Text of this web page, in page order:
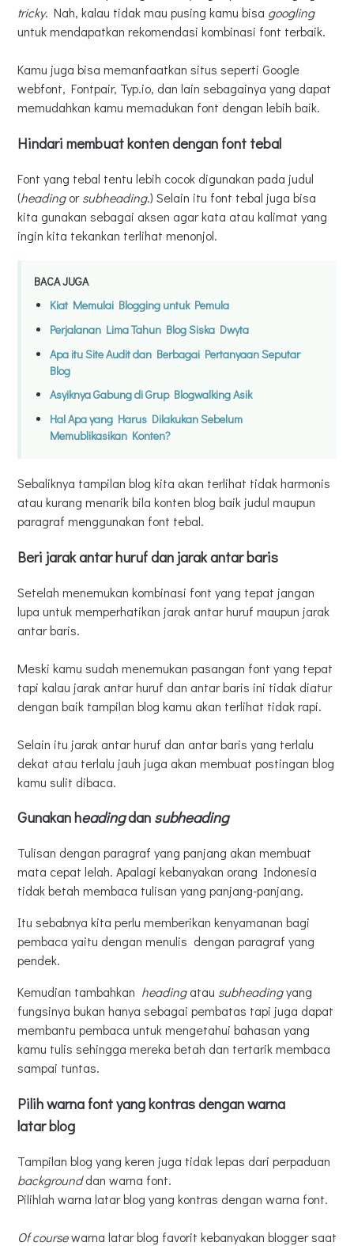
tricky. Nah, kalau tidak mau pusing kamu bisa googling
untuk mendapatkan rekomendasi kombinasi font terbaik.
Kamu juga bisa memanfaatkan situs seperti Google
webfont, Fontpair, Typ.io, dan lain sebagainya yang dapat
memudahkan kamu memadukan font dengan lebih baik.
Hindari membuat konten dengan font tebal
Font yang tebal tentu lebih cocok digunakan pada judul
(headingorsubheading.) Selain itu font tebal juga bisa
kita gunakan sebagai aksen agar kata atau kalimat yang
ingin kita tekankan terlihat menonjol.
BACA JUGA
Kiat Memulai Blogging untuk Pemula
Perjalanan Lima Tahun Blog Siska Dwyta
Apa itu Site Audit dan Berbagai Pertanyaan Seputar
Blog
Asyiknya Gabung di Grup Blogwalking Asik
Hal Apa yang Harus Dilakukan Sebelum
Memublikasikan Konten?
Sebaliknya tampilan blog kita akan terlihat tidak harmonis
atau kurang menarik bila konten blog baik judul maupun
paragraf menggunakan font tebal.
Beri jarak antar huruf dan jarak antar baris
Setelah menemukan kombinasi font yang tepat jangan
lupa untuk memperhatikan jarak antar huruf maupun jarak
antar baris.
Meski kamu sudah menemukan pasangan font yang tepat
tapi kalau jarak antar huruf dan antar baris ini tidak diatur
dengan baik tampilan blog kamu akan terlihat tidak rapi.
Selain itu jarak antar huruf dan antar baris yang terlalu
dekat atau terlalu jauh juga akan membuat postingan blog
kamu sulit dibaca.
Gunakan headingdan subheading
Tulisan dengan paragraf yang panjang akan membuat
mata cepat lelah. Apalagi kebanyakan orang Indonesia
tidak betah membaca tulisan yang panjang-panjang.
Itu sebabnya kita perlu memberikan kenyamanan bagi
pembaca yaitu dengan menulis dengan paragraf yang
pendek.
Kemudian tambahkan headingatau subheadingyang
fungsinya bukan hanya sebagai pembatas tapi juga dapat
membantu pembaca untuk mengetahui bahasan yang
kamu tulis sehingga mereka betah dan tertarik membaca
sampai tuntas.
Pilih warna font yang kontras dengan warna
latarblog
Tampilan blog yang keren juga tidak lepas dari perpaduan
backgrounddan warna font.
Pilihlah warna latar blog yang kontras dengan warna font.
Of coursewarna latar blog favorit kebanyakan blogger saat